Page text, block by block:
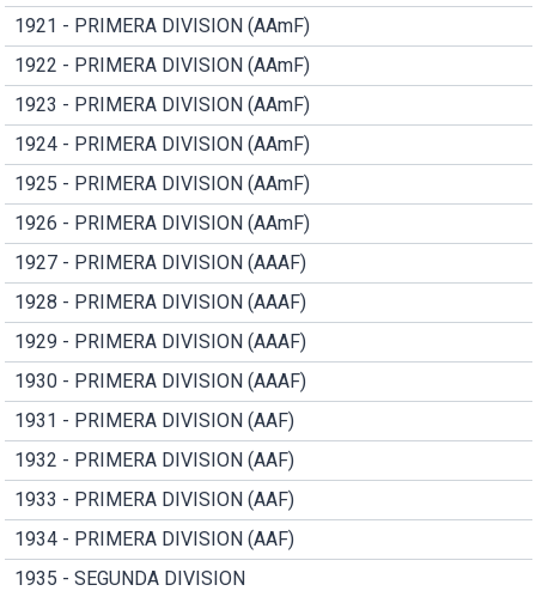
1921 - PRIMERA DIVISION (AAmF)
1922 - PRIMERA DIVISION (AAmF)
1923 - PRIMERA DIVISION (AAmF)
1924 - PRIMERA DIVISION (AAmF)
1925 - PRIMERA DIVISION (AAmF)
1926 - PRIMERA DIVISION (AAmF)
1927 - PRIMERA DIVISION (AAAF)
1928 - PRIMERA DIVISION (AAAF)
1929 - PRIMERA DIVISION (AAAF)
1930 - PRIMERA DIVISION (AAAF)
1931 - PRIMERA DIVISION (AAF)
1932 - PRIMERA DIVISION (AAF)
1933 - PRIMERA DIVISION (AAF)
1934 - PRIMERA DIVISION (AAF)
1935 - SEGUNDA DIVISION